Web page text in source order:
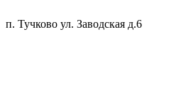
п. Тучково ул. Заводская д.6